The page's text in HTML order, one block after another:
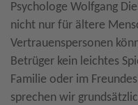
Psychologe Wolfgang
nicht nur für ältere
Vertrauenspersonen
Betrüger kein leichtes
Familie oder im
sprechen wir